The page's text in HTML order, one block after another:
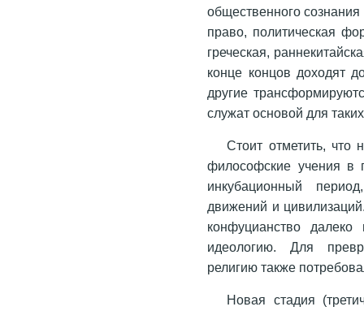
общественного
право, политическая
греческая,
конце концов доходят
другие
служат основой для
Стоит отметить, что
философские учения в
инкубационный
движений и
конфуцианство далеко
идеологию. Для
религию также
Новая стадия